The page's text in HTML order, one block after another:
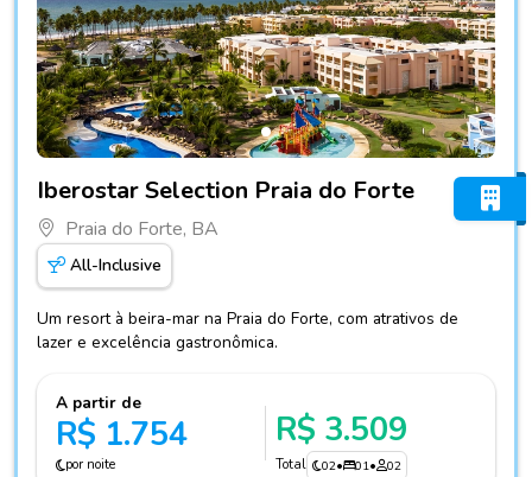
Iberostar Selection Praia do Forte
Praia do Forte, BA
All-Inclusive
Um resort à beira-mar na Praia do Forte, com atrativos de
lazer e excelência gastronômica.
A partir de
R$ 1.754
por noite
R$ 3.509
Total 02• 01• 02